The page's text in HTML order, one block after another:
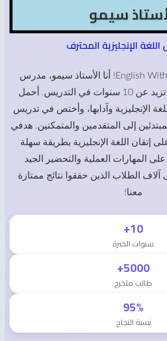
سيمو
الإنجليزية المحترف
مرحباً بكم في English With Simo! أنا الأستاذ سيمو، مدرس
اللغة الإنجليزية بخبرة تزيد عن 10 سنوات في التدريس. أحمل
الإنجليزية وآدابها، وأختص في تدريس
إلى المتقدمين والمتمكنين. هدفي
إتقان اللغة الإنجليزية بطريقة سهلة
المهارات العملية والتحضير الجيد
آلاف الطلاب الذين حققوا نتائج ممتازة
معنا!
10+
سنوات الخبرة
5000+
طالب متخرج
95%
نسبة النجاح